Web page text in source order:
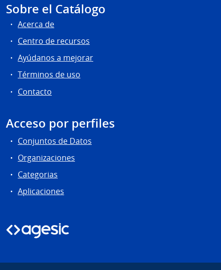
Sobre el Catálogo
Acerca de
Centro de recursos
Ayúdanos a mejorar
Términos de uso
Contacto
Acceso por perfiles
Conjuntos de Datos
Organizaciones
Categorias
Aplicaciones